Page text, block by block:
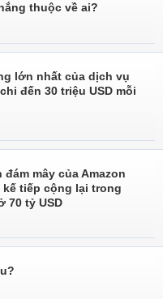
thuộc về ai?
lớn nhất của dịch vụ
đến 30 triệu USD mỗi
mây của Amazon
tiếp cộng lại trong
70 tỷ USD